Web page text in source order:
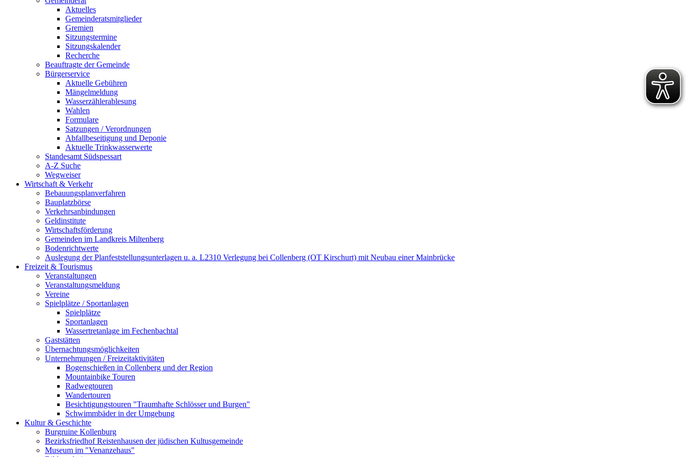
Aktuelles
Gemeinderatsmitglieder
Gremien
Sitzungstermine
Sitzungskalender
Recherche
Beauftragte der Gemeinde
Bürgerservice
Aktuelle Gebühren
Mängelmeldung
Wasserzählerablesung
Wahlen
Formulare
Satzungen / Verordnungen
Abfallbeseitigung und Deponie
Aktuelle Trinkwasserwerte
Standesamt Südspessart
A-Z Suche
Wegweiser
Wirtschaft & Verkehr
Bebauungsplanverfahren
Bauplatzbörse
Verkehrsanbindungen
Geldinstitute
Wirtschaftsförderung
Gemeinden im Landkreis Miltenberg
Bodenrichtwerte
Auslegung der Planfeststellungsunterlagen u. a. L2310 Verlegung bei Collenberg (OT Kirschurt) mit Neubau einer Mainbrücke
Freizeit & Tourismus
Veranstaltungen
Veranstaltungsmeldung
Vereine
Spielplätze / Sportanlagen
Spielplätze
Sportanlagen
Wassertretanlage im Fechenbachtal
Gaststätten
Übernachtungsmöglichkeiten
Unternehmungen / Freizeitaktivitäten
Bogenschießen in Collenberg und der Region
Mountainbike Touren
Radwegtouren
Wandertouren
Besichtigungstouren "Traumhafte Schlösser und Burgen"
Schwimmbäder in der Umgebung
Kultur & Geschichte
Burgruine Kollenburg
Bezirksfriedhof Reistenhausen der jüdischen Kultusgemeinde
Museum im "Venanzehaus"